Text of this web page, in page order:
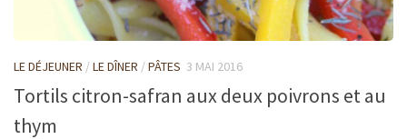
LE DÉJEUNER /LE DÎNER /PÂTES 3 MAI 2016
Tortils citron-safran aux deux poivrons et au
thym